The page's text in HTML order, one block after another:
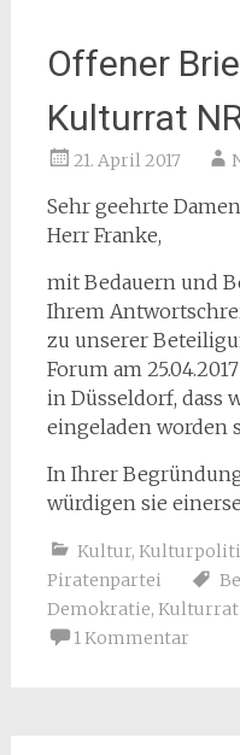
Offener
Kulturrat
21. April 2017
Sehr geehrte
Herr Franke,
mit Bedauern und
Ihrem
zu unserer
Forum am
in Düsseldorf, dass
eingeladen worden
In Ihrer
würdigen sie
Kultur,
Piratenpartei
Demokratie, Kulturrat
1 Kommentar